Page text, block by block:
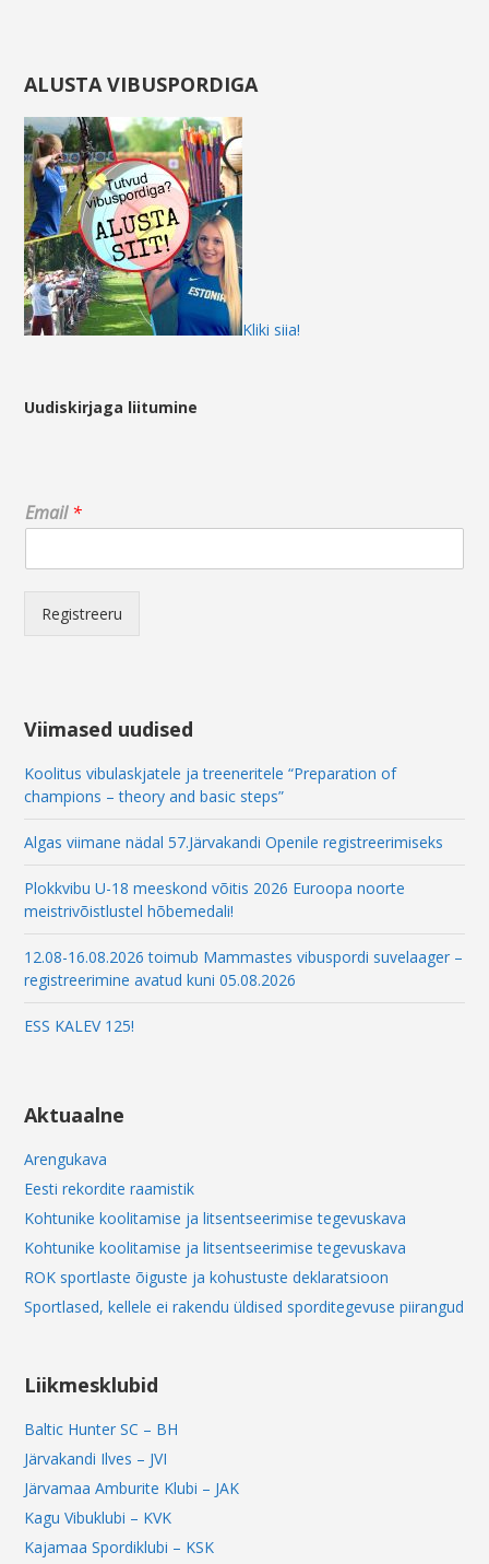
ALUSTA VIBUSPORDIGA
Kliki siia!
Uudiskirjaga liitumine
E
m
i
E
m
a
i
l
Email*
Registreeru
Viimased uudised
Koolitus vibulaskjatele ja treeneritele “Preparation of
champions – theory and basic steps”
Algas viimane nädal 57.Järvakandi Openile registreerimiseks
Plokkvibu U-18 meeskond võitis 2026 Euroopa noorte
meistrivõistlustel hõbemedali!
12.08-16.08.2026 toimub Mammastes vibuspordi suvelaager –
registreerimine avatud kuni 05.08.2026
ESS KALEV 125!
Aktuaalne
Arengukava
Eesti rekordite raamistik
Kohtunike koolitamise ja litsentseerimise tegevuskava
Kohtunike koolitamise ja litsentseerimise tegevuskava
ROK sportlaste õiguste ja kohustuste deklaratsioon
Sportlased, kellele ei rakendu üldised sporditegevuse piirangud
Liikmesklubid
Baltic Hunter SC – BH
Järvakandi Ilves – JVI
Järvamaa Amburite Klubi – JAK
Kagu Vibuklubi – KVK
Kajamaa Spordiklubi – KSK